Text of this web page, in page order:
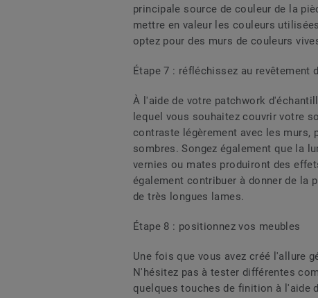
principale source de couleur de la
mettre en valeur les couleurs
optez pour des murs de couleurs
Étape 7 : réfléchissez au revêtement
À l'aide de votre patchwork
lequel vous souhaitez couvrir votre
contraste légèrement avec les murs,
sombres. Songez également que la
vernies ou mates produiront des
également contribuer à donner de la
de très longues lames.
Étape 8 : positionnez vos meubles
Une fois que vous avez créé l'allure
N'hésitez pas à tester différentes
quelques touches de finition à l'aide